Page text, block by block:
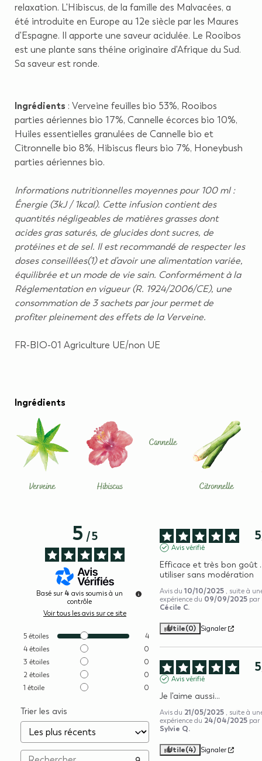
relaxation. L'Hibiscus, de la famille des Malvacées, a
été introduite en Europe au 12e siècle par les Maures
d'Espagne. Il apporte une saveur acidulée. Le Rooibos
est une plante sans théine originaire d'Afrique du Sud.
Sa saveur est ronde.
Ingrédients : Verveine feuilles bio 53%, Rooibos
parties aériennes bio 17%, Cannelle écorces bio 10%,
Huiles essentielles granulées de Cannelle bio et
Citronnelle bio 8%, Hibiscus fleurs bio 7%, Honeybush
parties aériennes bio.
Informations nutritionnelles moyennes pour 100 ml :
Énergie (3kJ / 1kcal). Cette infusion contient des
quantités négligeables de matières grasses dont
acides gras saturés, de glucides dont sucres, de
protéines et de sel. Il est recommandé de respecter les
doses conseillées(1) et d’avoir une alimentation variée,
équilibrée et un mode de vie sain. Conformément à la
Réglementation en vigueur (R. 1924/2006/CE), une
consommation de 3 sachets par jour permet de
profiter pleinement des effets de la Verveine.
FR-BIO-01 Agriculture UE/non UE
Ingrédients
Verveine Hibiscus
Cannelle
Citronnelle
5/5
Basé sur 4 avis soumis à un
contrôle
Voir tous les avis sur ce site
5 étoiles
4
4 étoiles
0
3 étoiles
0
2 étoiles
0
1 étoile 0
Trier les avis
5
Avis vérifié
Efficace et très bon goût
utiliser sans modération
Avis du10/10/2025 , suite à
expérience du 09/09/2025 par
Cécile C.
Utile(0) Signaler
5
Avis vérifié
Je l'aime aussi...
Avis du 21/05/2025 , suite à
expérience du 24/04/2025 par
Sylvie Q.
Utile(4) Signaler